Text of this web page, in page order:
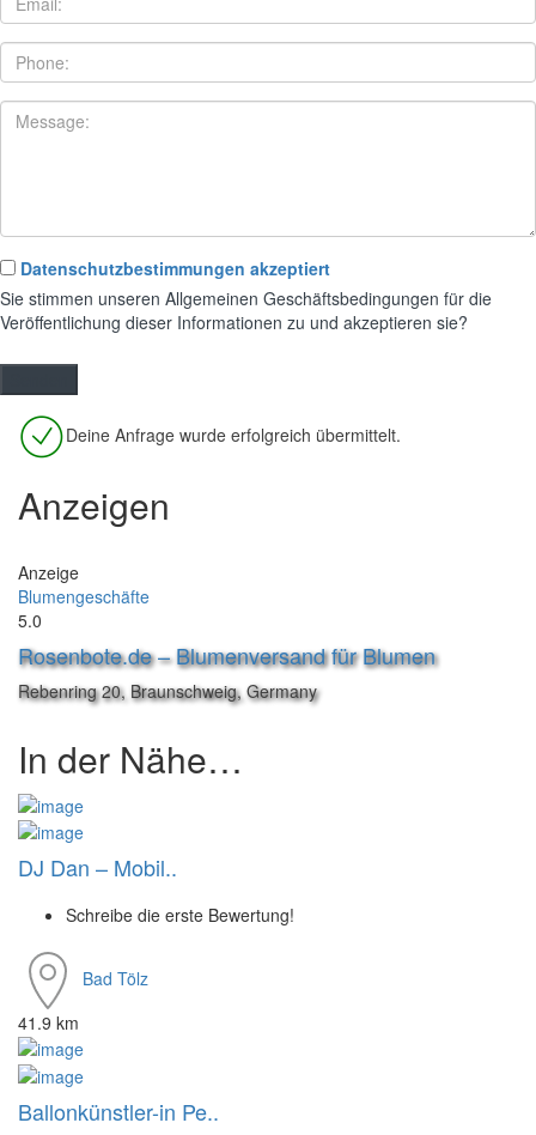
Datenschutzbestimmungen akzeptiert
Sie stimmen unseren Allgemeinen Geschäftsbedingungen für die
Veröffentlichung dieser Informationen zu und akzeptieren sie?
Deine Anfrage wurde erfolgreich übermittelt.
Anzeigen
Anzeige
Blumengeschäfte
5.0
Rosenbote.de – Blumenversand für Blumen
Rebenring 20, Braunschweig, Germany
In der Nähe…
DJ Dan – Mobil..
Schreibe die erste Bewertung!
Bad Tölz
41.9 km
Ballonkünstler-in Pe..